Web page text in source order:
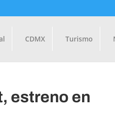
CDMX Turismo
estreno en